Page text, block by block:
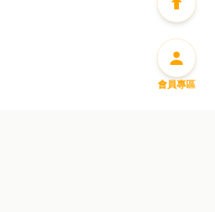
會員專區